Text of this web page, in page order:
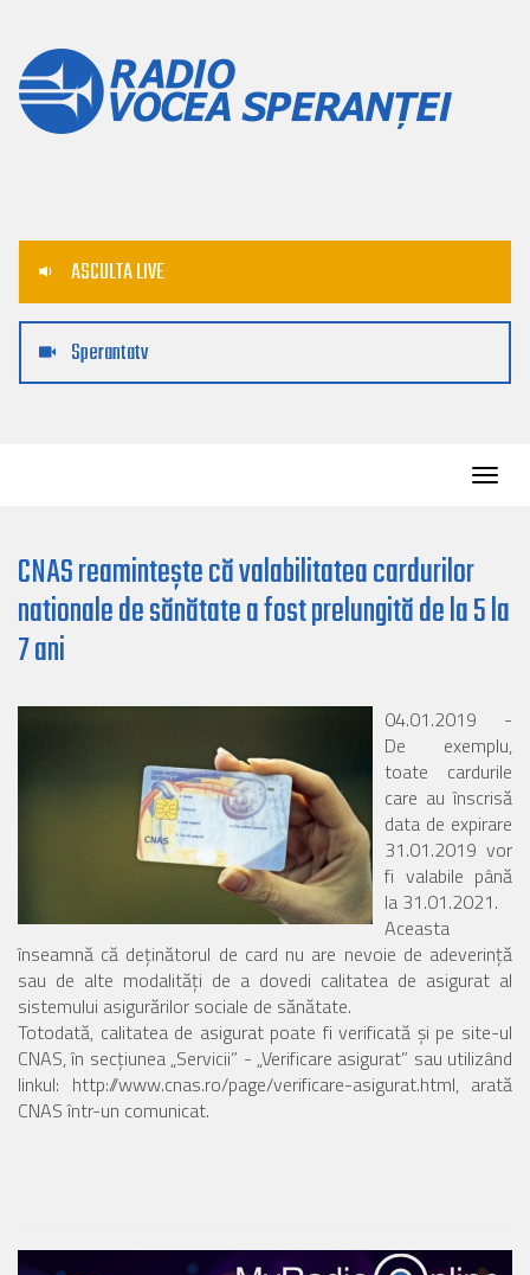
ASCULTA LIVE
Sperantatv
CNAS reamintește că valabilitatea cardurilor
nationale de sănătate a fost prelungită de la 5 la
7 ani
04.01.2019 -
De exemplu,
toate cardurile
care au înscrisă
data de expirare
31.01.2019 vor
fi valabile până
la 31.01.2021.
Aceasta
înseamnă că deținătorul de card nu are nevoie de adeverință
sau de alte modalități de a dovedi calitatea de asigurat al
sistemului asigurărilor sociale de sănătate.
Totodată, calitatea de asigurat poate fi verificată și pe site-ul
CNAS, în secțiunea „Servicii” - „Verificare asigurat” sau utilizând
linkul: http://www.cnas.ro/page/verificare-asigurat.html, arată
CNAS într-un comunicat.